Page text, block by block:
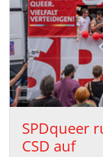
SPDqueer
CSD auf